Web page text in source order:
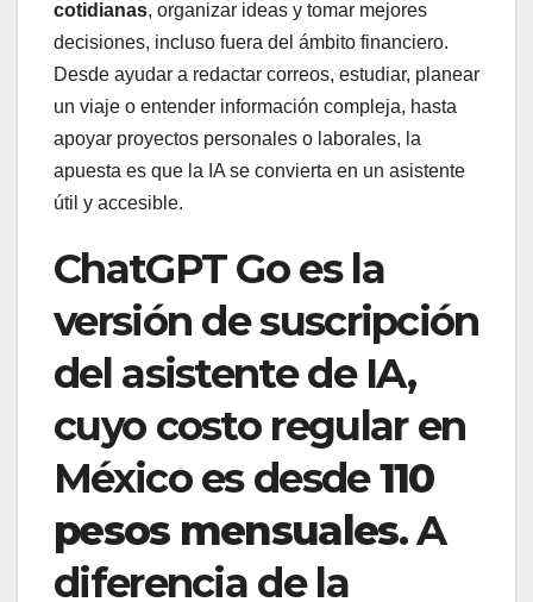
cotidianas, organizar ideas y tomar mejores
decisiones, incluso fuera del ámbito financiero.
Desde ayudar a redactar correos, estudiar, planear
un viaje o entender información compleja, hasta
apoyar proyectos personales o laborales, la
apuesta es que la IA se convierta en un asistente
útil y accesible.
ChatGPT Go es la
versión de suscripción
del asistente de IA,
cuyo costo regular en
México es desde110
pesos mensuales. A
diferencia de la